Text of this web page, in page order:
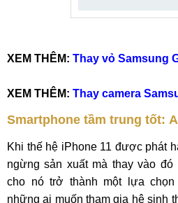
XEM THÊM: Thay vỏ Samsung
XEM THÊM: Thay camera
Smartphone tầm trung tốt:
Khi thế hệ iPhone 11 được phát
ngừng sản xuất mà thay vào
cho nó trở thành một lựa
những ai muốn tham gia hệ sinh